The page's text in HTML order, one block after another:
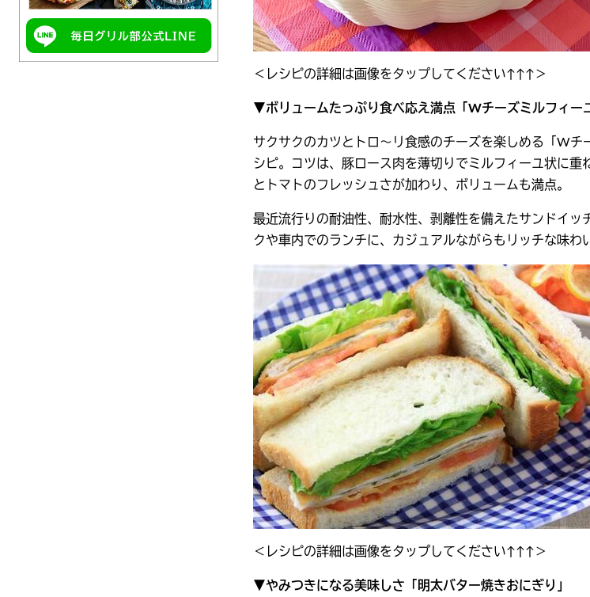
＜レシピの詳細は画像をタップしてください↑↑↑＞
▼ボリュームたっぷり食べ応え満点「Wチーズミルフィー
サクサクのカツとトロ〜リ食感のチーズを楽しめる「W
シピ。コツは、豚ロース肉を薄切りでミルフィーユ状に
とトマトのフレッシュさが加わり、ボリュームも満点。
最近流行りの耐油性、耐水性、剥離性を備えたサンドイッ
クや車内でのランチに、カジュアルながらもリッチな味わ
＜レシピの詳細は画像をタップしてください↑↑↑＞
▼やみつきになる美味しさ「明太バター焼きおにぎり」